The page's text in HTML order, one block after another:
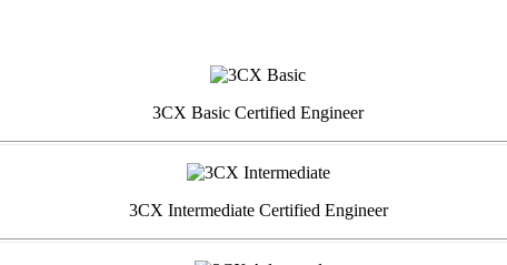
3CX Basic Certified Engineer
3CX Intermediate Certified Engineer